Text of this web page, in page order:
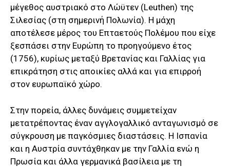
μέγεθος αυστριακό στο Λώϋτεν (Leuthen) της
Σιλεσίας (στη σημερινή Πολωνία). Η μάχη
αποτέλεσε μέρος του Επταετούς Πολέμου που είχε
ξεσπάσει στην Ευρώπη το προηγούμενο έτος
(1756), κυρίως μεταξύ Βρετανίας και Γαλλίας για
επικράτηση στις αποικίες αλλά και για επιρροή
στον ευρωπαϊκό χώρο.
Στην πορεία, άλλες δυνάμεις συμμετείχαν
μετατρέποντας έναν αγγλογαλλικό ανταγωνισμό σε
σύγκρουση με παγκόσμιες διαστάσεις. Η Ισπανία
και η Αυστρία συντάχθηκαν με την Γαλλία ενώ η
Πρωσία και άλλα γερμανικά βασίλεια με τη